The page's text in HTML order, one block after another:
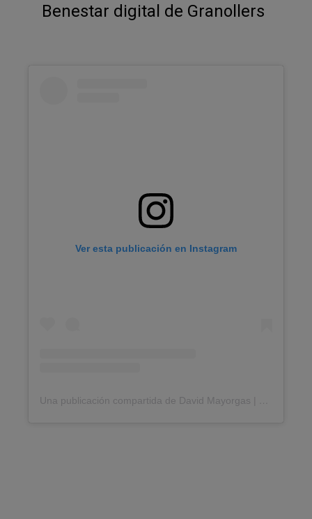
Benestar digital de Granollers
Ver esta publicación en Instagram